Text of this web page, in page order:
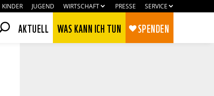
KINDER JUGEND WIRTSCHAFT PRESSE SERVICE
AKTUELL WAS KANN ICH TUN SPENDEN